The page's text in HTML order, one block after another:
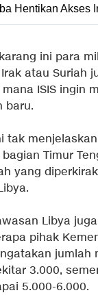
Hentikan Akses
ini para
atau Suriah
ISIS ingin
baru.
tak
Timur
yang
Libya
pihak
jumlah
3.000,
5.000-6.000.